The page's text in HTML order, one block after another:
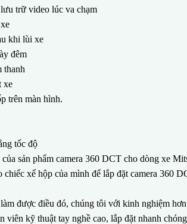
trữ video lúc va chạm
khi lùi xe
đêm
thanh
xe
trên màn hình.
tốc độ
sản phẩm camera 360 DCT cho dòng xe
xế hộp của mình để lắp đặt camera 360
được điều đó, chúng tôi với kinh nghiệm
kỹ thuật tay nghề cao, lắp đặt nhanh